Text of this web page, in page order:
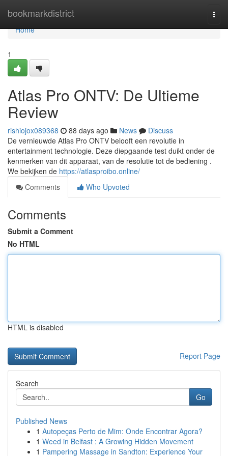
bookmarkdistrict
Home
Home
1
Atlas Pro ONTV: De Ultieme
Review
rishiojox089368 88 days ago News
Discuss
De vernieuwde Atlas Pro ONTV belooft een revolutie in
entertainment technologie. Deze diepgaande test duikt onder de
kenmerken van dit apparaat, van de resolutie tot de bediening .
We bekijken de https://atlasproibo.online/
Comments
Who Upvoted
Comments
Submit a Comment
No HTML
HTML is disabled
Report Page
Search
Go
Published News
1 Autopeças Perto de Mim: Onde Encontrar Agora?
1 Weed in Belfast : A Growing Hidden Movement
1 Pampering Massage in Sandton: Experience Your